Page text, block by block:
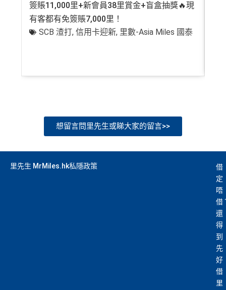
簽賬11,000里+新會員38里賞金+盲盒抽獎🔥現
有客都有免簽賬7,000里！
SCB 渣打,信用卡迎新, 里數-Asia Miles 國泰
想留言問里先生或睇大家的留言>>
里先生 MrMiles.hk私隱政策
借
定
唔
借
還
得
到
先
好
借
里